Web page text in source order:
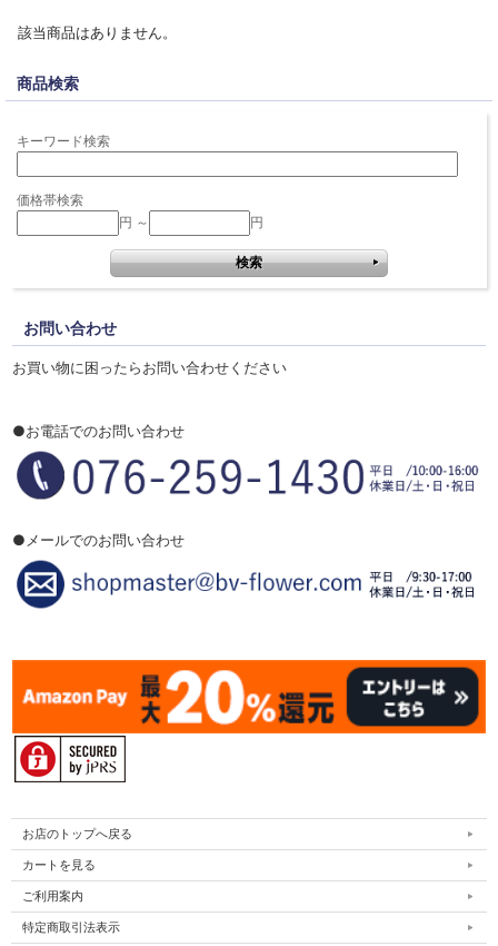
該当商品はありません。
商品検索
キーワード検索
価格帯検索
円 ～
円
お問い合わせ
お買い物に困ったらお問い合わせください
●お電話でのお問い合わせ
●メールでのお問い合わせ
お店のトップへ戻る
カートを見る
ご利用案内
特定商取引法表示